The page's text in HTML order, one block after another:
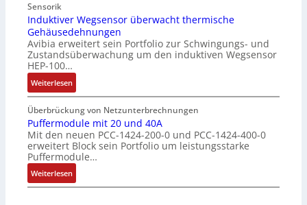
t
z
l
a
k
b
e
s
c
h
i
c
h
h
a
l
t
u
n
g
n
f
a
c
h
e
E
i
n
s
t
i
e
g
t
z
u
n
s
ü
b
e
r
w
a
c
h
Sensorik
Induktiver Wegsensor überwacht thermische
Gehäusedehnungen
Avibia erweitert sein Portfolio zur Schwingungs- und
Zustandsüberwachung um den induktiven Wegsensor
HEP-100…
Weiterlesen:
I
n
d
u
k
t
i
v
Überbrückung von Netzunterbrechnungen
Puffermodule mit 20 und 40A
Mit den neuen PCC-1424-200-0 und PCC-1424-400-0
erweitert Block sein Portfolio um leistungsstarke
Puffermodule…
Weiterlesen:
P